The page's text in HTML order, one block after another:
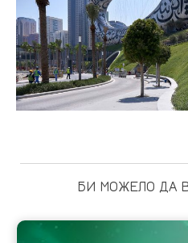
БИ МОЖЕЛО ДА